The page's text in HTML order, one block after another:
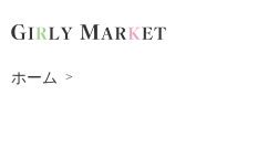
ホーム